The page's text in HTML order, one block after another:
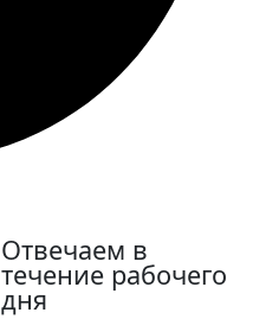
Отвечаем в
течение рабочего
дня